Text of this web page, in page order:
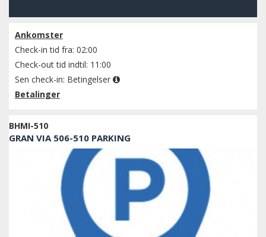
Ankomster
Check-in tid fra: 02:00
Check-out tid indtil: 11:00
Sen check-in: Betingelser
Betalinger
BHMI-510
GRAN VIA 506-510 PARKING